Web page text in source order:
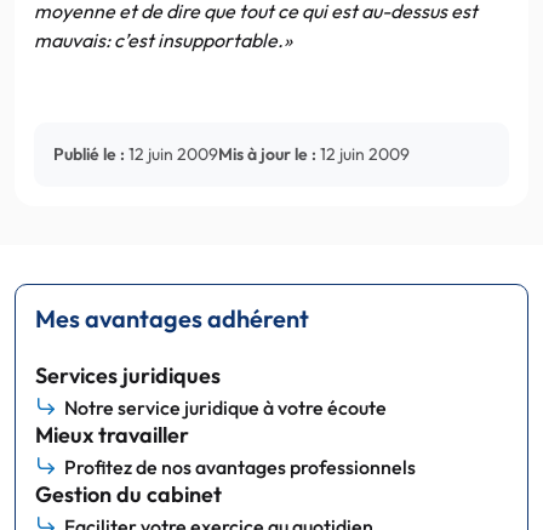
moyenne et de dire que tout ce qui est au-dessus est
mauvais: c’est insupportable.»
Publié le : 12 juin 2009Mis à jour le : 12 juin 2009
Mes avantages adhérent
Services juridiques
Notre service juridique à votre écoute
Mieux travailler
Profitez de nos avantages professionnels
Gestion du cabinet